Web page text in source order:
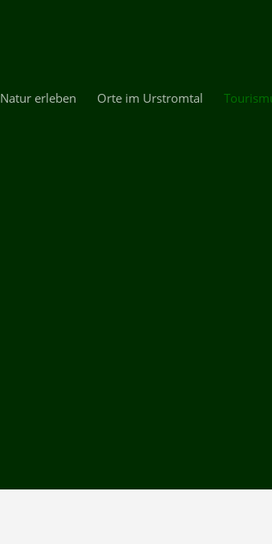
Natur erleben Orte im Urstromtal